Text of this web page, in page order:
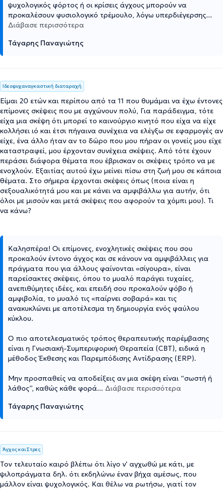
ψυχολογικός φόρτος ή οι κρίσεις άγχους μπορούν να
προκαλέσουν φυσιολογικό τρέμουλο, λόγω υπερδιέγερσης...
Διάβασε περισσότερα
Τάγαρης Παναγιώτης
Ιδεοψυχαναγκαστική διαταραχή
Είμαι 20 ετών και περίπου από τα 11 που θυμάμαι να έχω έντονες
επίμονες σκέψεις που με αγχώνουν πολύ, Για παράδειγμα, τότε
είχα μια σκέψη ότι μπορεί το καινούργιο κινητό που είχα να είχε
κολλήσει ιό και έτσι πήγαινα συνέχεια να ελέγξω σε εφαρμογές αν
είχε, ένα άλλο ήταν αν το δώρο που μου πήραν οι γονείς μου είχε
καταστραφεί, μου έρχονταν συνέχεια σκέψεις. Από τότε έχουν
περάσει διάφορα θέματα που έβρισκαν οι σκέψεις τρόπο να με
ενοχλούν. Εξαιτίας αυτού έχω μείνει πίσω στη ζωή μου σε κάποια
θέματα. Στο σήμερα έρχονται σκέψεις όπως (ποια είναι η
σεξουαλικότητά μου και με κάνει να αμφιβάλλω για αυτήν, ότι
όλοι με μισούν και μετά σκέψεις που αφορούν τα χόμπι μου). Τι
να κάνω?
Καλησπέρα! Οι επίμονες, ενοχλητικές σκέψεις που σου
προκαλούν έντονο άγχος και σε κάνουν να αμφιβάλλεις για
πράγματα που για άλλους φαίνονται «σίγουρα», είναι
παρείσακτες σκέψεις, όπου το μυαλό παράγει τυχαίες,
ανεπιθύμητες ιδέες, και επειδή σου προκαλούν φόβο ή
αμφιβολία, το μυαλό τις «παίρνει σοβαρά» και τις
ανακυκλώνει με αποτέλεσμα τη δημιουργία ενός φαύλου
κύκλου.
Ο πιο αποτελεσματικός τρόπος θεραπευτικής παρέμβασης
είναι η Γνωσιακή-Συμπεριφορική Θεραπεία (CBT), ειδικά η
μέθοδος Έκθεσης και Παρεμπόδισης Αντίδρασης (ERP).
Μην προσπαθείς να αποδείξεις αν μια σκέψη είναι “σωστή ή
λάθος”, καθώς κάθε φορά... Διάβασε περισσότερα
Τάγαρης Παναγιώτης
Άγχος και Στρες
Τον τελευταίο καιρό βλέπω ότι λίγο ν' αγχωθώ με κάτι, με
ψιλοπράγματα δηλ. ότι εκδηλώνω έναν βήχα αμέσως, που
μάλλον είναι ψυχολογικός. Και θέλω να ρωτήσω, γιατί τον